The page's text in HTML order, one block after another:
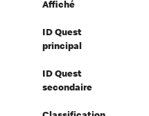
Affiché
ID Quest
principal
ID Quest
secondaire